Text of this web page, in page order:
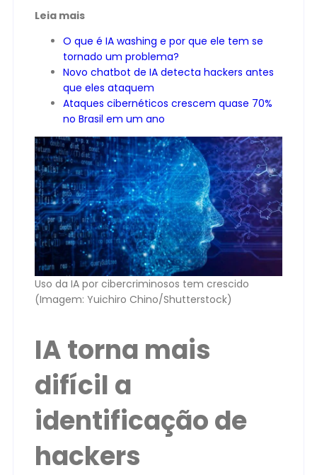
Leia mais
O que é IA washing e por que ele tem se
tornado um problema?
Novo chatbot de IA detecta hackers antes
que eles ataquem
Ataques cibernéticos crescem quase 70%
no Brasil em um ano
Uso da IA por cibercriminosos tem crescido
(Imagem: Yuichiro Chino/Shutterstock)
IA torna mais
difícil a
identificação de
hackers